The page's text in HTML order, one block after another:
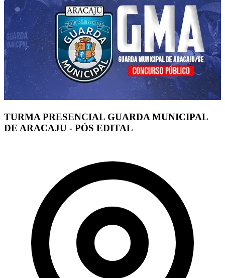
TURMA PRESENCIAL GUARDA MUNICIPAL
DE ARACAJU - PÓS EDITAL